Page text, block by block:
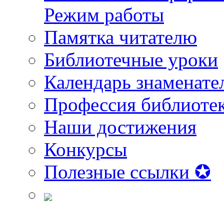
Режим работы
Памятка читателю
Библиотечные уроки
Календарь
Профессия
Наши достижения
Конкурсы
Полезные ссылки ✪